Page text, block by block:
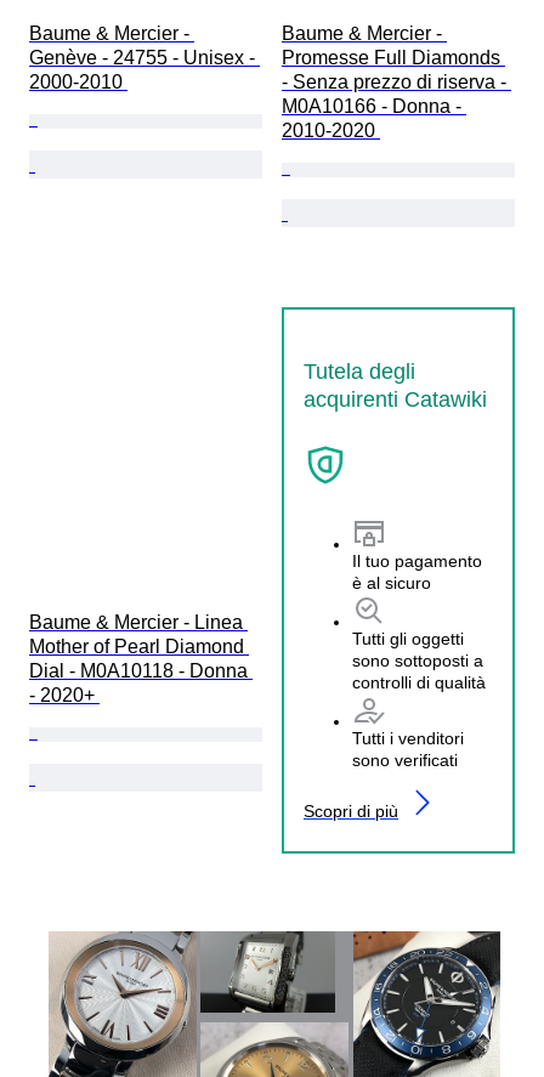
Baume & Mercier -
Genève - 24755 - Unisex -
2000-2010
Baume & Mercier -
Promesse Full Diamonds
- Senza prezzo di riserva -
M0A10166 - Donna -
2010-2020
Baume & Mercier - Linea
Mother of Pearl Diamond
Dial - M0A10118 - Donna
- 2020+
Tutela degli
acquirenti Catawiki
Il tuo pagamento
è al sicuro
Tutti gli oggetti
sono sottoposti a
controlli di qualità
Tutti i venditori
sono verificati
Scopri di più